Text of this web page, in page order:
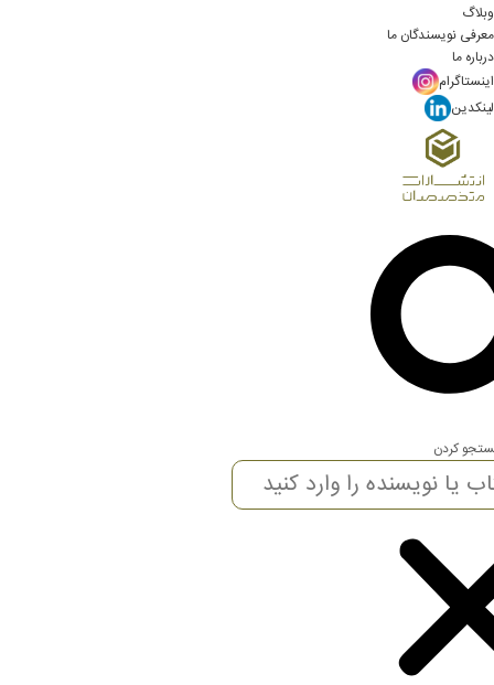
وبلاگ
معرفی نویسندگان ما
درباره ما
اینستاگرام
لینکدین
کردن